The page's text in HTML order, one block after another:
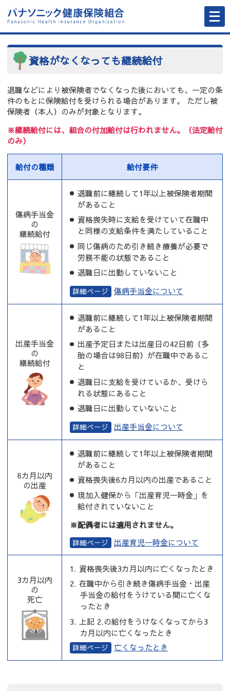
メ
ニ
ュ
ー
開
資格がなくなっても継続給付
退職などにより被保険者でなくなった後においても、一定の条
件のもとに保険給付を受けられる場合があります。 ただし被
保険者（本人）のみが対象となります。
※継続給付には、組合の付加給付は行われません。（法定給付
のみ）
給付の種類 給付要件
傷病手当金
の
継続給付
退職前に継続して1年以上被保険者期間
があること
資格喪失時に支給を受けていて在職中
と同様の支給条件を満たしていること
同じ傷病のため引き続き療養が必要で
労務不能の状態であること
退職日に出勤していないこと
傷病手当金について
出産手当金
の
継続給付
退職前に継続して1年以上被保険者期間
があること
出産予定日または出産日の42日前（多
胎の場合は98日前）が在職中であるこ
と
退職日に支給を受けているか、受けら
れる状態にあること
退職日に出勤していないこと
出産手当金について
6カ月以内
の出産
退職前に継続して1年以上被保険者期間
があること
資格喪失後6カ月以内の出産であること
現加入健保から「出産育児一時金」を
給付されていないこと
※配偶者には適用されません。
出産育児一時金について
3カ月以内
の
死亡
資格喪失後3カ月以内に亡くなったとき
在職中から引き続き傷病手当金・出産
手当金の給付をうけている間に亡くな
ったとき
上記 2.の給付をうけなくなってから3
カ月以内に亡くなったとき
亡くなったとき